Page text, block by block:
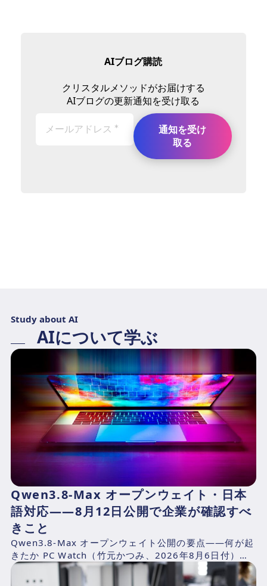
AIブログ購読
クリスタルメソッドがお届けする
AIブログの更新通知を受け取る
Study about AI
AIについて学ぶ
Qwen3.8-Max オープンウェイト・日本
語対応——8月12日公開で企業が確認すべ
きこと
Qwen3.8-Max オープンウェイト公開の要点——何が起
きたか PC Watch（竹元かつみ、2026年8月6日付）の
報道によれば、AlibabaのQwen...